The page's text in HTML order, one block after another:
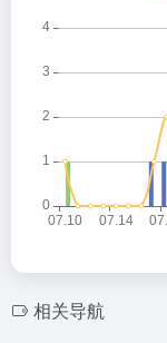
相关导航